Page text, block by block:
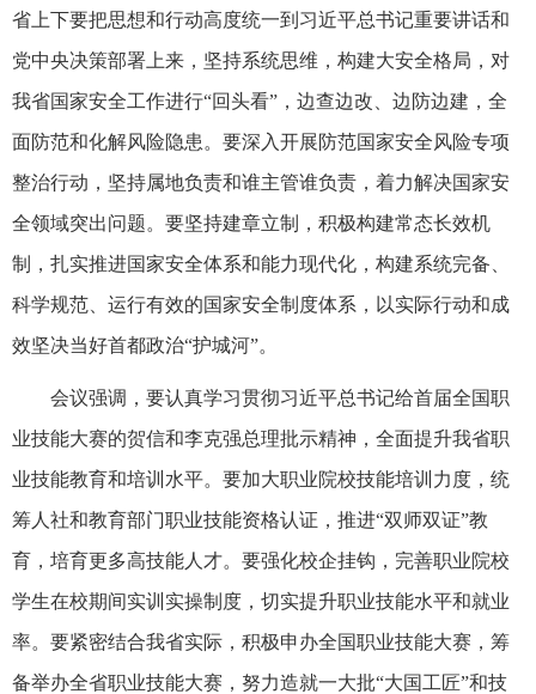
省上下要把思想和行动高度统一到习近平总书记重要讲话和
党中央决策部署上来，坚持系统思维，构建大安全格局，对
我省国家安全工作进行“回头看”，边查边改、边防边建，全
面防范和化解风险隐患。要深入开展防范国家安全风险专项
整治行动，坚持属地负责和谁主管谁负责，着力解决国家安
全领域突出问题。要坚持建章立制，积极构建常态长效机
制，扎实推进国家安全体系和能力现代化，构建系统完备、
科学规范、运行有效的国家安全制度体系，以实际行动和成
效坚决当好首都政治“护城河”。
会议强调，要认真学习贯彻习近平总书记给首届全国职
业技能大赛的贺信和李克强总理批示精神，全面提升我省职
业技能教育和培训水平。要加大职业院校技能培训力度，统
筹人社和教育部门职业技能资格认证，推进“双师双证”教
育，培育更多高技能人才。要强化校企挂钩，完善职业院校
学生在校期间实训实操制度，切实提升职业技能水平和就业
率。要紧密结合我省实际，积极申办全国职业技能大赛，筹
备举办全省职业技能大赛，努力造就一大批“大国工匠”和技